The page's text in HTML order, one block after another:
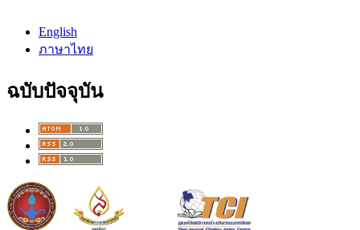
English
ภาษาไทย
ฉบับปัจจุบัน